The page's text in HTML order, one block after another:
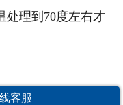
处理到70度左右才
客服